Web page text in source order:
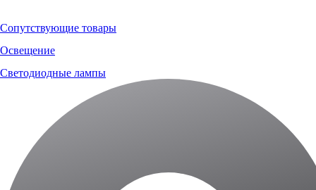
Сопутствующие товары
Освещение
Светодиодные лампы